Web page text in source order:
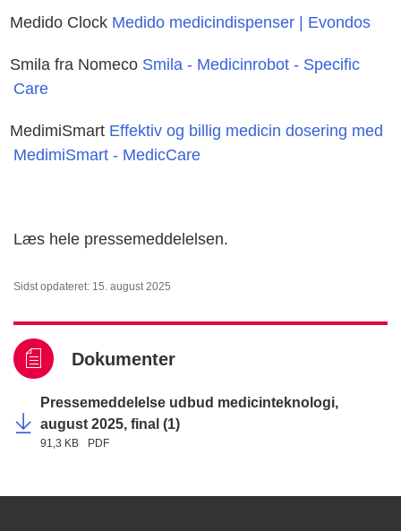
Medido Clock Medido medicindispenser | Evondos
Smila fra Nomeco Smila - Medicinrobot - Specific
Care
MedimiSmart Effektiv og billig medicin dosering med
MedimiSmart - MedicCare
Læs hele pressemeddelelsen.
Sidst opdateret: 15. august 2025
Dokumenter
Pressemeddelelse udbud medicinteknologi,
august 2025, final (1)
91,3 KB PDF